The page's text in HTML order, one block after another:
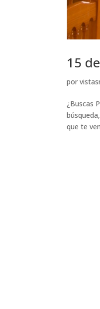
15
por
¿Buscas
que te